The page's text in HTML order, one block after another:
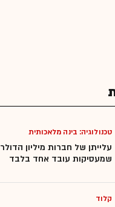
טכנולוגיה: בינה מלאכותית
עלייתן של חברות מיליון הדולר
שמעסיקות עובד אחד בלבד
קלוד